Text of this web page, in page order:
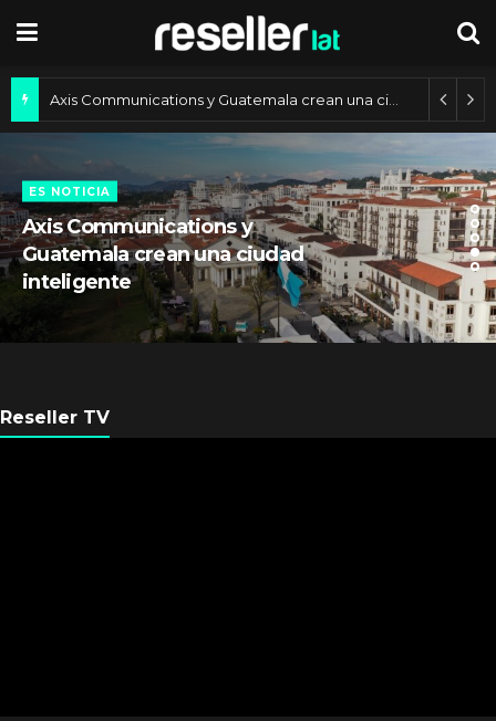
ES NOTICIA
Axis Communications y
Guatemala crean una ciudad
inteligente
Reseller TV